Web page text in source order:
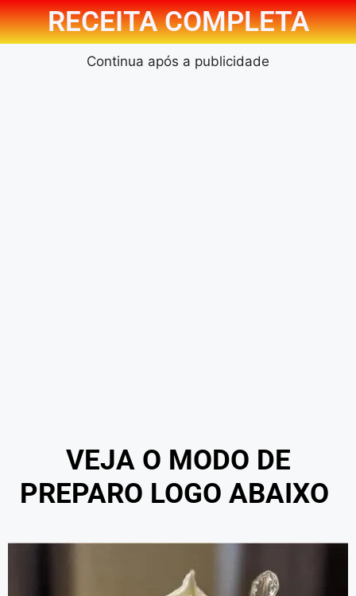
RECEITA COMPLETA
Continua após a publicidade
VEJA O MODO DE
PREPARO LOGO ABAIXO